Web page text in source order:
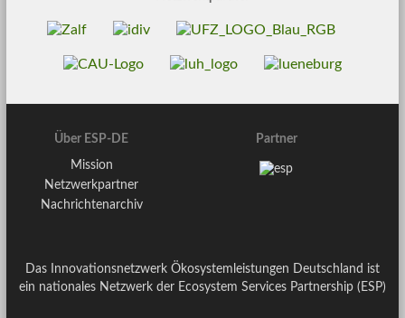
Über ESP-DE
Mission
Netzwerkpartner
Nachrichtenarchiv
Partner
Das Innovationsnetzwerk Ökosystemleistungen Deutschland ist
ein nationales Netzwerk der Ecosystem Services Partnership (ESP)